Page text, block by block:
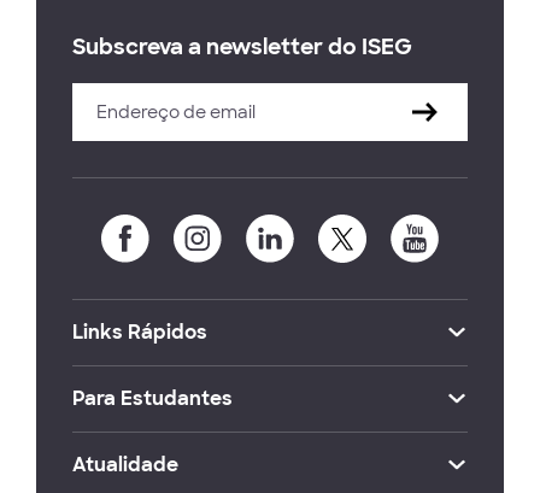
Subscreva a newsletter do ISEG
Links Rápidos
Para Estudantes
Atualidade